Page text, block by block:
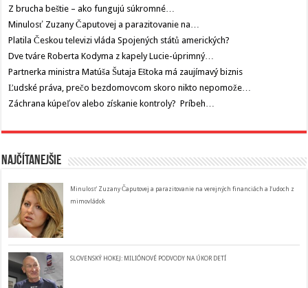
Z brucha beštie – ako fungujú súkromné…
Minulosť Zuzany Čaputovej a parazitovanie na…
Platila Českou televizi vláda Spojených států amerických?
Dve tváre Roberta Kodyma z kapely Lucie-úprimný…
Partnerka ministra Matúša Šutaja Eštoka má zaujímavý biznis
Ľudské práva, prečo bezdomovcom skoro nikto nepomože…
Záchrana kúpeľov alebo získanie kontroly? Príbeh…
Najčítanejšie
Minulosť Zuzany Čaputovej a parazitovanie na verejných financiách a ľudoch z
mimovládok
SLOVENSKÝ HOKEJ: MILIÓNOVÉ PODVODY NA ÚKOR DETÍ